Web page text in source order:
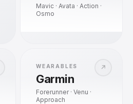
Mavic · Avata · Action ·
Osmo
↗
WEARABLES
Garmin
Forerunner · Venu ·
Approach